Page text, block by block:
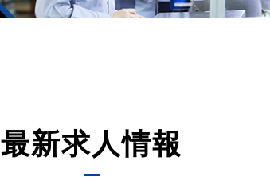
最新求人情報